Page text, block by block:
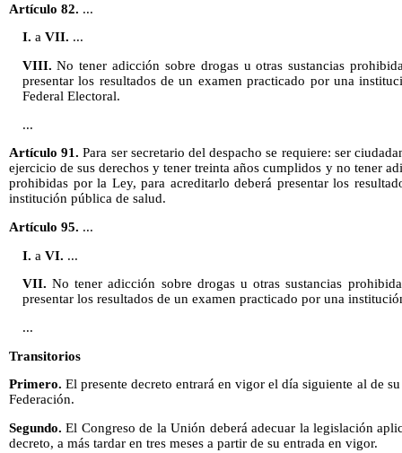
Artículo 82. ...
I. a VII. ...
VIII. No tener adicción sobre drogas u otras sustancias
presentar los resultados de un examen practicado por una
Federal Electoral.
...
Artículo 91. Para ser secretario del despacho se requiere: ser
ejercicio de sus derechos y tener treinta años cumplidos y no tener
prohibidas por la Ley, para acreditarlo deberá presentar los
institución pública de salud.
Artículo 95. ...
I. a VI. ...
VII. No tener adicción sobre drogas u otras sustancias
presentar los resultados de un examen practicado por una
...
Transitorios
Primero. El presente decreto entrará en vigor el día siguiente al de
Federación.
Segundo. El Congreso de la Unión deberá adecuar la legislación
decreto, a más tardar en tres meses a partir de su entrada en vigor.